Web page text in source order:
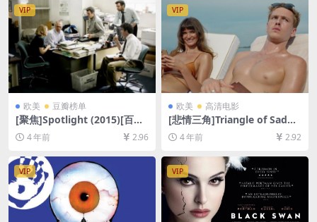
VIP
欧美 豆瓣榜单
[聚焦]Spotlight (2015)[百度
网盘+迅雷云盘资源1080P超
清未删减][MP4/9GB][中英字
幕]
4 年前 2.96
VIP
欧美 高清电影
[悲情三角]Triangle of Sadne
ss (2022)[百度网盘+迅雷云盘
资源1080P超清未删减][MP4/
9GB][中英字幕]
4 年前 2.92
VIP VIP